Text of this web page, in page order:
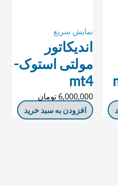
نمایش سریع
اندیکاتور
مولتی استوک-
mt4
6,000,000تومان
افزودن به سبد خرید